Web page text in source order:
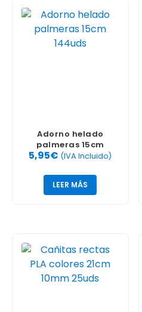
Adorno helado
palmeras 15cm
144uds
5,95€ (IVA Incluido)
LEER MÁS